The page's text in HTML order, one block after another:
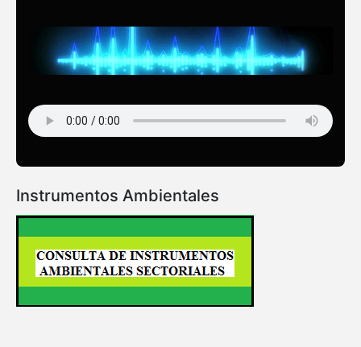
Instrumentos Ambientales